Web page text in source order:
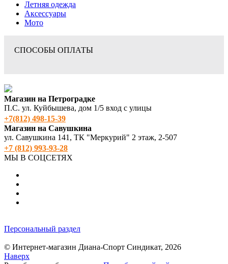
Летняя одежда
Аксессуары
Мото
СПОСОБЫ ОПЛАТЫ
Магазин на Петроградке
П.С. ул. Куйбышева, дом 1/5 вход с улицы
+7(812) 498‑15-39
Магазин на Савушкина
ул. Савушкина 141, ТК "Меркурий" 2 этаж, 2-507
+7 (812) 993-93-28
МЫ В СОЦСЕТЯХ
Персональный раздел
© Интернет-магазин Диана-Спорт Синдикат, 2026
Наверх